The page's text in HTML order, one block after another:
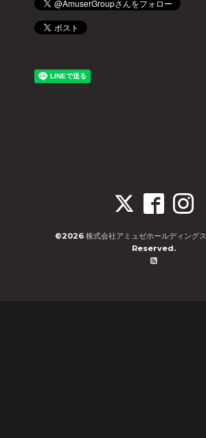
©2026 株式会社アミュゼホールディングス
Reserved.